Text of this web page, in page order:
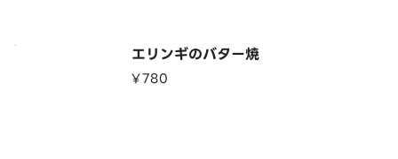
エリンギのバター焼
¥780